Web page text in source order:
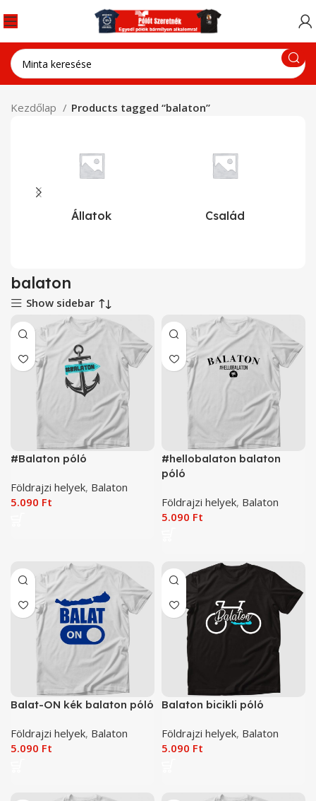
Kezdőlap Products tagged “balaton”
Állatok Család
balaton
Show sidebar
#Balaton póló
Földrajzi helyek, Balaton
5.090 Ft
#hellobalaton balaton
póló
Földrajzi helyek, Balaton
5.090 Ft
Balat-ON kék balaton póló
Földrajzi helyek, Balaton
5.090 Ft
Balaton bicikli póló
Földrajzi helyek, Balaton
5.090 Ft